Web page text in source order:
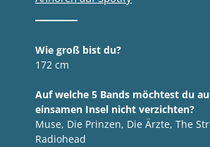
Wie groß bist du?
172 cm
Auf welche 5 Bands möchtest du
einsamen Insel nicht verzichten?
Muse, Die Prinzen, Die Ärzte, The
Radiohead